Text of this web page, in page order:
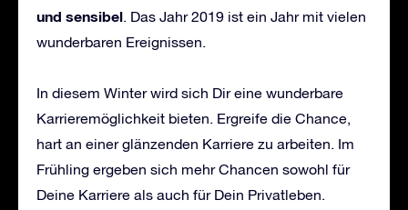
und sensibel. Das Jahr 2019 ist ein Jahr mit vielen
wunderbaren Ereignissen.
In diesem Winter wird sich Dir eine wunderbare
Karrieremöglichkeit bieten. Ergreife die Chance,
hart an einer glänzenden Karriere zu arbeiten. Im
Frühling ergeben sich mehr Chancen sowohl für
Deine Karriere als auch für Dein Privatleben.